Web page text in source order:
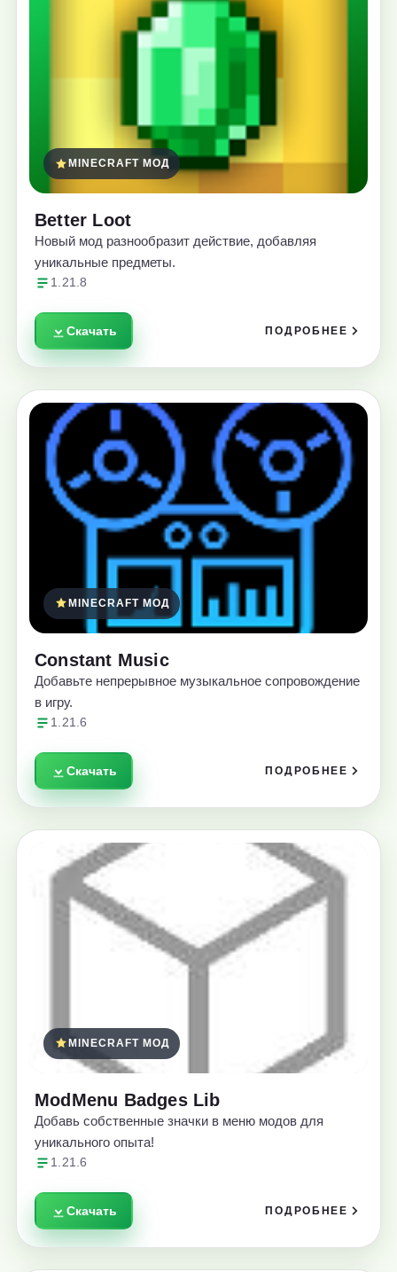
MINECRAFT МОД
Better Loot
Новый мод разнообразит действие, добавляя
уникальные предметы.
1.21.8
Скачать ПОДРОБНЕЕ
MINECRAFT МОД
Constant Music
Добавьте непрерывное музыкальное сопровождение
в игру.
1.21.6
Скачать ПОДРОБНЕЕ
MINECRAFT МОД
ModMenu Badges Lib
Добавь собственные значки в меню модов для
уникального опыта!
1.21.6
Скачать ПОДРОБНЕЕ